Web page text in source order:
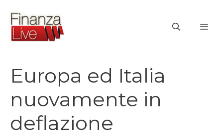
contenuto
Europa ed Italia
nuovamente in
deflazione